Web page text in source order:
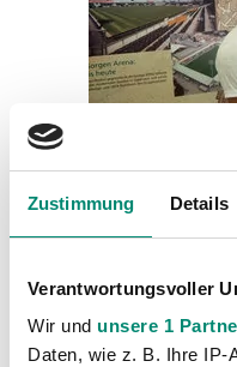
Zustimmung Details
Verantwortungsvoller
Wir und unsere 1
Daten, wie z. B. Ihre IP-
Damen